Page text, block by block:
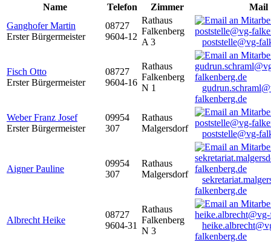
Name
Telefon Zimmer
Mail
Ganghofer Martin
Erster Bürgermeister
08727
9604-12
Rathaus
Falkenberg
A 3
poststelle@vg-
Fisch Otto
Erster Bürgermeister
08727
9604-16
Rathaus
Falkenberg
N 1
falkenberg.de
Weber Franz Josef
Erster Bürgermeister
09954
307
Rathaus
Malgersdorf
poststelle@vg-
Aigner Pauline
09954
307
Rathaus
Malgersdorf
falkenberg.de
Albrecht Heike
08727
9604-31
Rathaus
Falkenberg
N 3
falkenberg.de